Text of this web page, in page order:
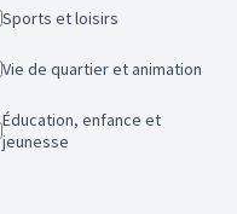
Sports et loisirs
Vie de quartier et animation
Éducation, enfance et
jeunesse